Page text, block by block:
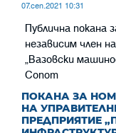
07.сеп.2021 10:31
Публична покана
независим член
„Вазовски
Сопот
ПОКАНА ЗА
НА
ПРЕДПРИЯТИЕ